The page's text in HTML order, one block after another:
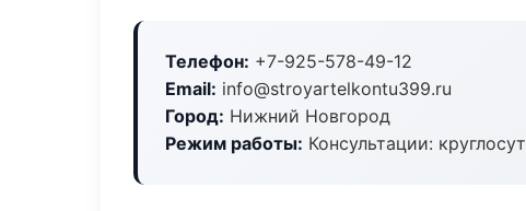
Телефон: +7-925-578-49-12
Email: info@stroyartelkontu399.ru
Город: Нижний Новгород
Режим работы: Консультации: